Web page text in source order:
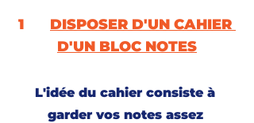
1
DISPOSER D'UN CAHIER
D'UN BLOC NOTES
L'idée du cahier consiste à
garder vos notes assez